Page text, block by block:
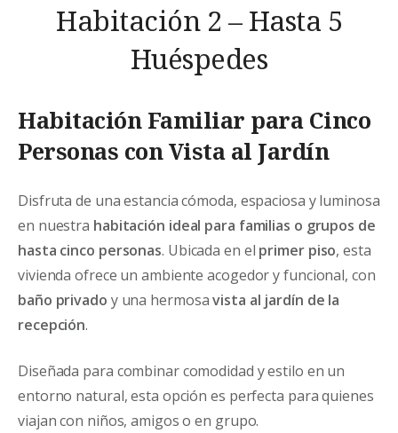
Habitación 2 – Hasta 5
Huéspedes
Habitación Familiar para Cinco
Personas con Vista al Jardín
Disfruta de una estancia cómoda, espaciosa y luminosa
en nuestra habitación ideal para familias o grupos de
hasta cinco personas. Ubicada en el primer piso, esta
vivienda ofrece un ambiente acogedor y funcional, con
baño privado y una hermosavista al jardín de la
recepción.
Diseñada para combinar comodidad y estilo en un
entorno natural, esta opción es perfecta para quienes
viajan con niños, amigos o en grupo.